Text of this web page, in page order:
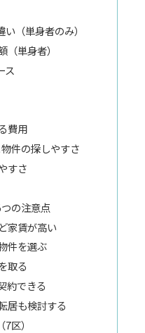
（単身者のみ）
単身者）
ス
費用
件の探しやすさ
すさ
の注意点
家賃が高い
件を選ぶ
取る
約できる
居も検討する
区）